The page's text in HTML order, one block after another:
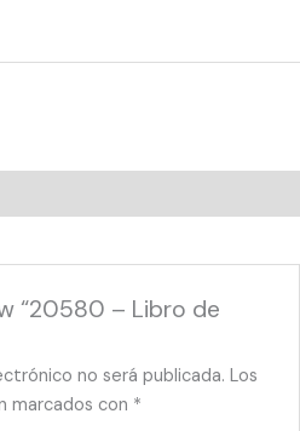
“20580 – Libro de
no será publicada. Los
marcados con *